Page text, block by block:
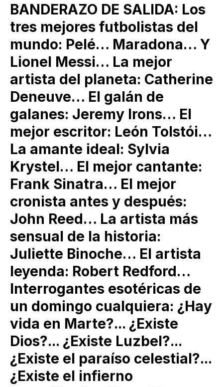
BANDERAZO DE SALIDA: Los
tres mejores futbolistas del
mundo: Pelé… Maradona… Y
Lionel Messi… La mejor
artista del planeta: Catherine
Deneuve… El galán de
galanes: Jeremy Irons… El
mejor escritor: León Tolstói…
La amante ideal: Sylvia
Krystel… El mejor cantante:
Frank Sinatra… El mejor
cronista antes y después:
John Reed… La artista más
sensual de la historia:
Juliette Binoche… El artista
leyenda: Robert Redford…
Interrogantes esotéricas de
un domingo cualquiera: ¿Hay
vida en Marte?... ¿Existe
Dios?... ¿Existe Luzbel?...
¿Existe el paraíso celestial?...
¿Existe el infierno